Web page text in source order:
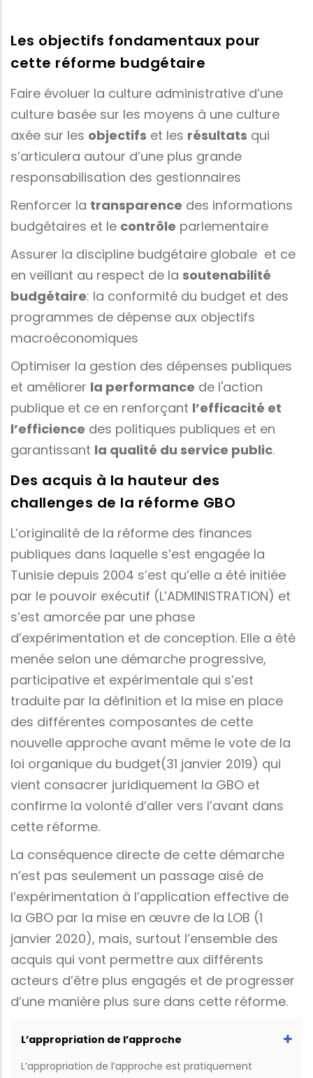
Les objectifs fondamentaux pour
cette réforme budgétaire
Faire évoluer la culture administrative d’une
culture basée sur les moyens à une culture
axée sur les objectifs et les résultats qui
s’articulera autour d’une plus grande
responsabilisation des gestionnaires
Renforcer la transparence des informations
budgétaires et le contrôle parlementaire
Assurer la discipline budgétaire globale et ce
en veillant au respect de la soutenabilité
budgétaire: la conformité du budget et des
programmes de dépense aux objectifs
macroéconomiques
Optimiser la gestion des dépenses publiques
et améliorer la performance de l'action
publique et ce en renforçant l’efficacité et
l’efficience des politiques publiques et en
garantissant la qualité du service public.
Des acquis à la hauteur des
challenges de la réforme GBO
L’originalité de la réforme des finances
publiques dans laquelle s’est engagée la
Tunisie depuis 2004 s’est qu’elle a été initiée
par le pouvoir exécutif (L’ADMINISTRATION) et
s’est amorcée par une phase
d’expérimentation et de conception. Elle a été
menée selon une démarche progressive,
participative et expérimentale qui s’est
traduite par la définition et la mise en place
des différentes composantes de cette
nouvelle approche avant même le vote de la
loi organique du budget(31 janvier 2019) qui
vient consacrer juridiquement la GBO et
confirme la volonté d’aller vers l’avant dans
cette réforme.
La conséquence directe de cette démarche
n’est pas seulement un passage aisé de
l’expérimentation à l’application effective de
la GBO par la mise en œuvre de la LOB (1
janvier 2020), mais, surtout l’ensemble des
acquis qui vont permettre aux différents
acteurs d’être plus engagés et de progresser
d’une manière plus sure dans cette réforme.
L’appropriation de l’approche
L’appropriation de l’approche est pratiquement